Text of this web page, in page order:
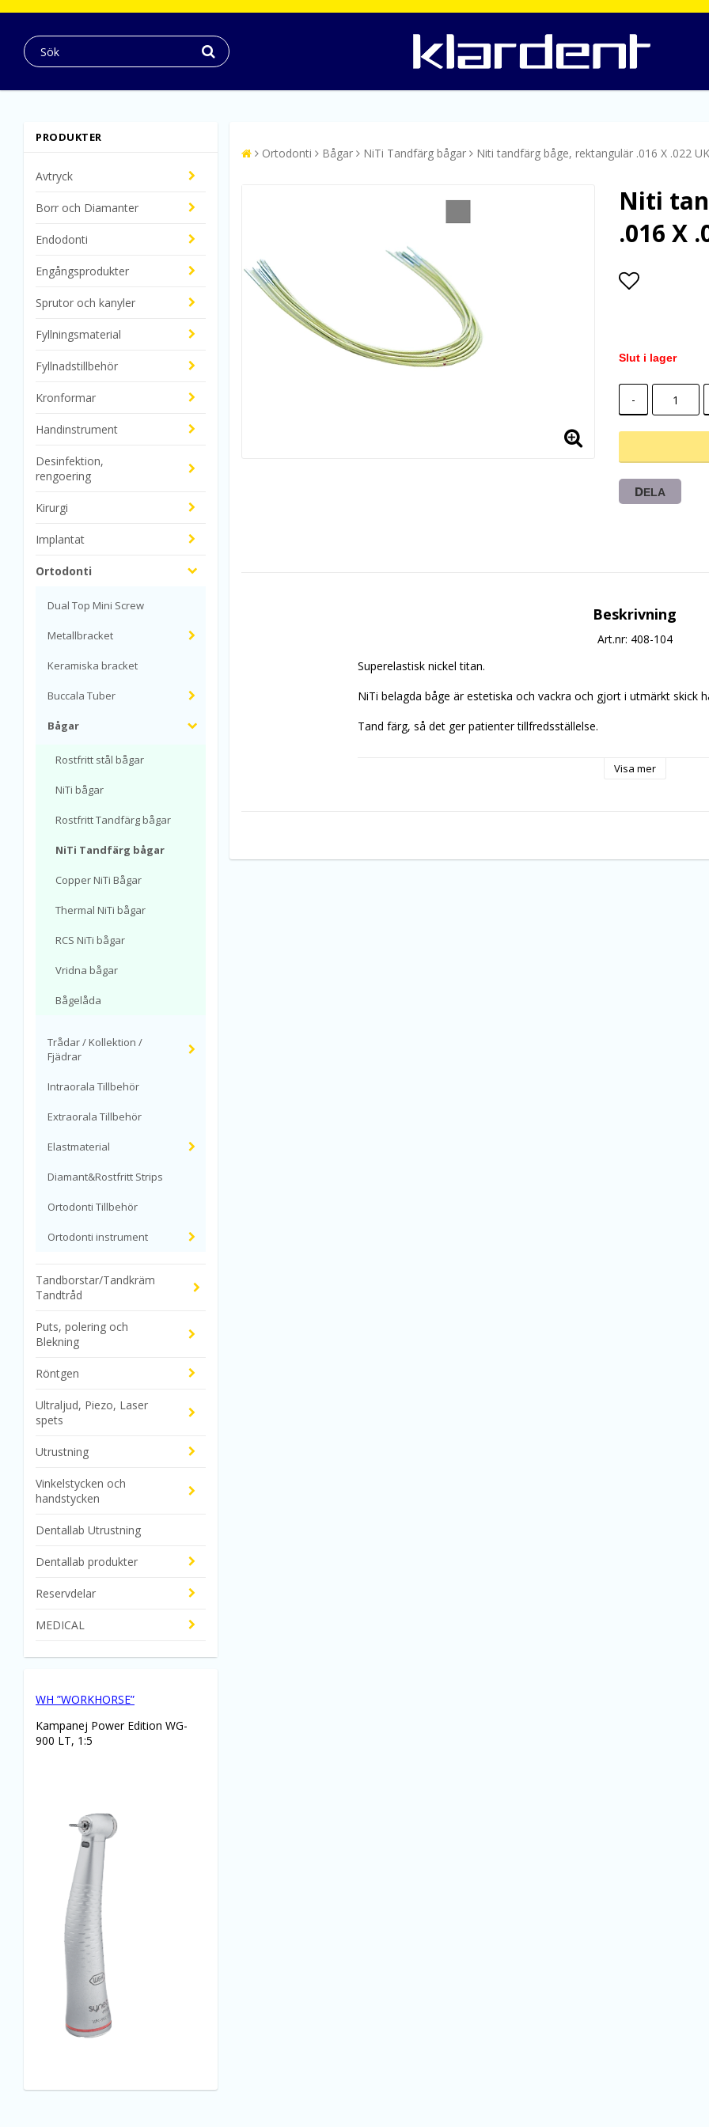
PRODUKTER
Avtryck
Borr och Diamanter
Endodonti
Engångsprodukter
Sprutor och kanyler
Fyllningsmaterial
Fyllnadstillbehör
Kronformar
Handinstrument
Desinfektion,
rengoering
Kirurgi
Implantat
Ortodonti
Dual Top Mini Screw
Metallbracket
Keramiska bracket
Buccala Tuber
Bågar
Rostfritt stål bågar
NiTi bågar
Rostfritt Tandfärg bågar
NiTi Tandfärg bågar
Copper NiTi Bågar
Thermal NiTi bågar
RCS NiTi bågar
Vridna bågar
Bågelåda
Trådar / Kollektion /
Fjädrar
Intraorala Tillbehör
Extraorala Tillbehör
Elastmaterial
Diamant&Rostfritt Strips
Ortodonti Tillbehör
Ortodonti instrument
Tandborstar/Tandkräm
Tandtråd
Puts, polering och
Blekning
Röntgen
Ultraljud, Piezo, Laser
spets
Utrustning
Vinkelstycken och
handstycken
Dentallab Utrustning
Dentallab produkter
Reservdelar
MEDICAL
WH ”WORKHORSE”
Kampanej Power Edition WG-
900 LT, 1:5
Ortodonti Bågar NiTi Tandfärg bågar Niti tandfärg båge, rektangulär .016 X .022
Niti
.016 X
Slut i lager
-
DELA
Beskrivning
Art.nr: 408-104
Superelastisk nickel titan.
NiTi belagda båge är estetiska och vackra och gjort i utmärkt skick
Tand färg, så det ger patienter tillfredsställelse.
Visa mer